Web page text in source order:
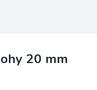
20 mm